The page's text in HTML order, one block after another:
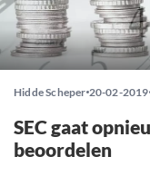
Hidde Scheper 20-02-2019
SEC gaat
beoordelen